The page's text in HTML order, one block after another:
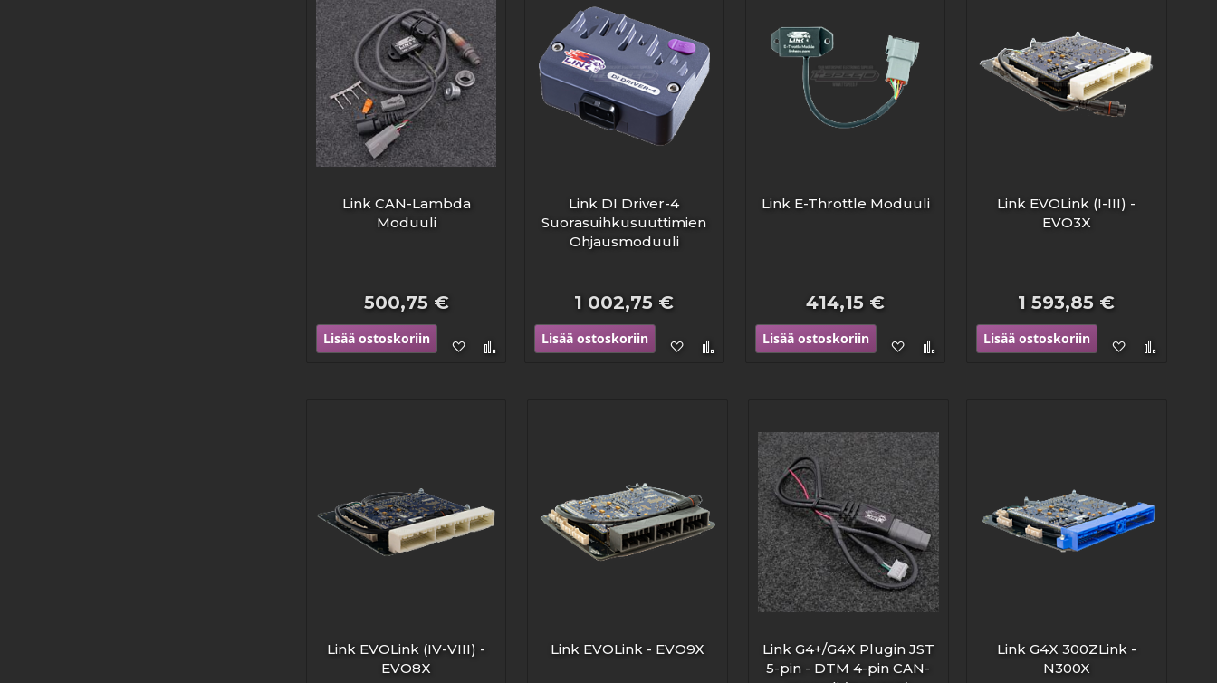
Link CAN-Lambda
Moduuli
500,75 €
Lisää ostoskoriin
Lisää
Link DI Driver-4
Suorasuihkusuuttimien
Ohjausmoduuli
1 002,75 €
Lisää ostoskoriin
Lisää
Link E-Throttle Moduuli
414,15 €
Lisää ostoskoriin
Lisää
Link EVOLink (I-III) -
EVO3X
1 593,85 €
Lisää ostoskoriin
Lisää
Link EVOLink (IV-VIII) -
EVO8X
Link EVOLink - EVO9X
Link G4+/G4X Plugin JST
5-pin - DTM 4-pin CAN-
Link G4X 300ZLink -
N300X